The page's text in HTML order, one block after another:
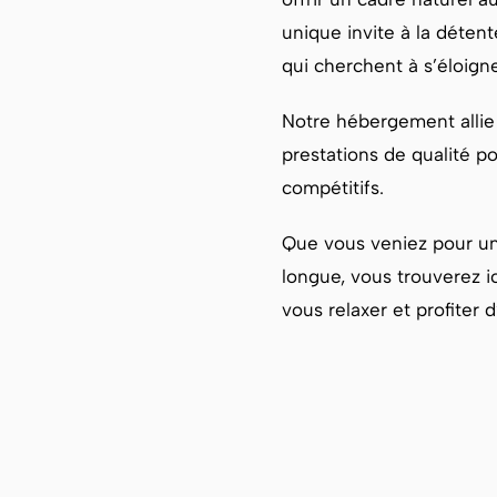
unique invite à la
qui cherchent à
Notre hébergement
prestations de qualité
compétitifs.
Que vous veniez pour
longue, vous trouverez
vous relaxer et profiter